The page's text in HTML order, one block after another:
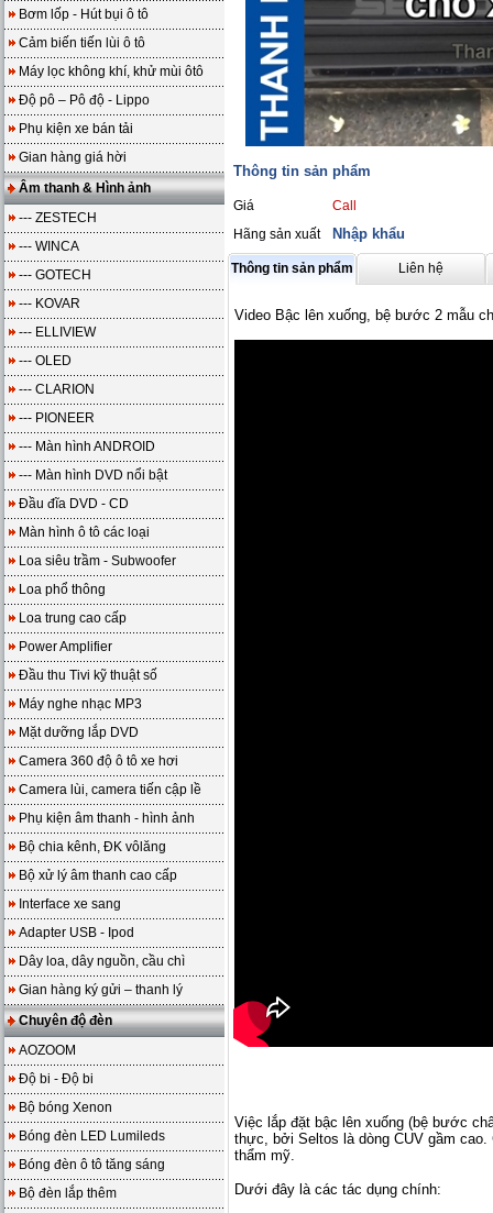
Bơm lốp - Hút bụi ô tô
Cảm biến tiến lùi ô tô
Máy lọc không khí, khử mùi ôtô
Độ pô – Pô độ - Lippo
Phụ kiện xe bán tải
Gian hàng giá hời
Âm thanh & Hình ảnh
--- ZESTECH
--- WINCA
--- GOTECH
--- KOVAR
--- ELLIVIEW
--- OLED
--- CLARION
--- PIONEER
--- Màn hình ANDROID
--- Màn hình DVD nổi bật
Đầu đĩa DVD - CD
Màn hình ô tô các loại
Loa siêu trầm - Subwoofer
Loa phổ thông
Loa trung cao cấp
Power Amplifier
Đầu thu Tivi kỹ thuật số
Máy nghe nhạc MP3
Mặt dưỡng lắp DVD
Camera 360 độ ô tô xe hơi
Camera lùi, camera tiến cập lề
Phụ kiện âm thanh - hình ảnh
Bộ chia kênh, ĐK vôlăng
Bộ xử lý âm thanh cao cấp
Interface xe sang
Adapter USB - Ipod
Dây loa, dây nguồn, cầu chì
Gian hàng ký gửi – thanh lý
Chuyên độ đèn
AOZOOM
Độ bi - Độ bi
Bộ bóng Xenon
Bóng đèn LED Lumileds
Bóng đèn ô tô tăng sáng
Bộ đèn lắp thêm
Thông tin sản phẩm
Giá
Call
Hãng sản xuất
Nhập khẩu
Thông tin sản phẩm Liên hệ
Video Bậc lên xuống, bệ bước 2 mẫu
Việc lắp đặt bậc lên xuống (bệ bước
thực, bởi Seltos là dòng CUV gầm
thẩm mỹ.
Dưới đây là các tác dụng chính: